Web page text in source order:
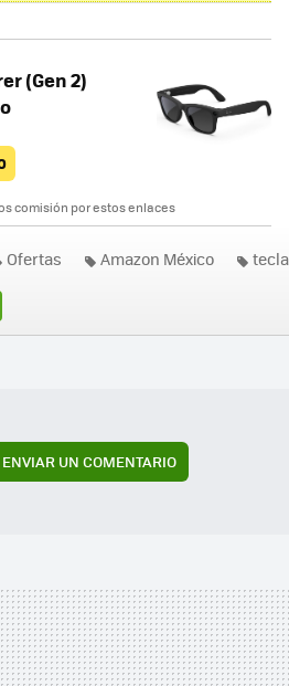
(Gen 2)
comisión por estos enlaces
Ofertas Amazon México
UN COMENTARIO